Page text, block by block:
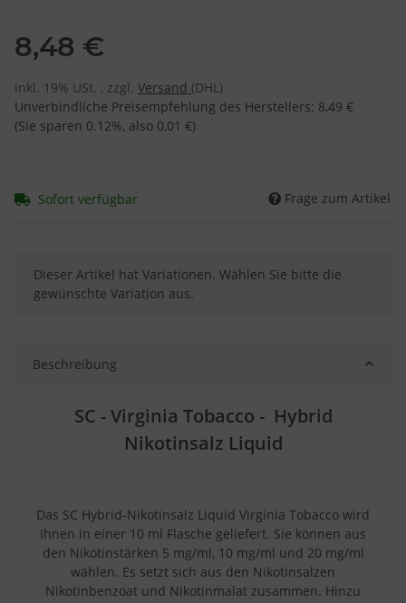
8,48 €
inkl. 19% USt. , zzgl. Versand (DHL)
Unverbindliche Preisempfehlung des Herstellers: 8,49 €
(Sie sparen 0.12%, also 0,01 €)
Sofort verfügbar Frage zum Artikel
x
Dieser Artikel hat Variationen. Wählen Sie bitte die
gewünschte Variation aus.
Beschreibung
SC - Virginia Tobacco - Hybrid
Nikotinsalz Liquid
Das SC Hybrid-Nikotinsalz Liquid Virginia Tobacco wird
Ihnen in einer 10 ml Flasche geliefert. Sie können aus
den Nikotinstärken 5 mg/ml, 10 mg/ml und 20 mg/ml
wählen. Es setzt sich aus den Nikotinsalzen
Nikotinbenzoat und Nikotinmalat zusammen. Hinzu